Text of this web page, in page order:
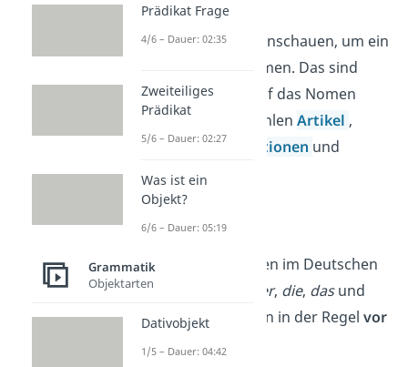
Du kannst dir die
Nomenbegleiter
anschauen, um ein
Nomen zu bestimmen. Das sind
Wörter, die sich auf das Nomen
beziehen. Dazu zählen Artikel ,
Adjektive,Präpositionen und
Pronomen
Artikel
Du erkennst Nomen im Deutschen
an den
der, die, dasund
ein,eine. Sie stehen in der Regel vor
demNomen.
Prädikat Frage
4/6 – Dauer: 02:35
Zweiteiliges
Prädikat
5/6 – Dauer: 02:27
Was ist ein
Objekt?
6/6 – Dauer: 05:19
Grammatik
Objektarten
Dativobjekt
1/5 – Dauer: 04:42